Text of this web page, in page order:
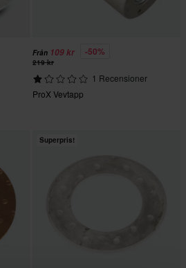
Från 109 kr -50%
219 kr
1 Recensioner
ProX Vevtapp
Superpris!